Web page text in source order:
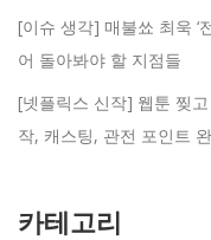
[이슈 생각] 매불쑈 최욱 ‘
어 돌아봐야 할 지점들
[넷플릭스 신작] 웹툰 찢고
작, 캐스팅, 관전 포인트
카테고리